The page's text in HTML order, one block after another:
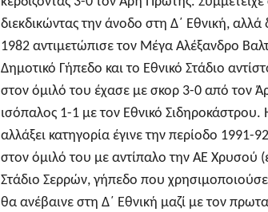
διεκδικώντας την άνοδο στη Δ΄ Εθνική,
1982 αντιμετώπισε τον Μέγα Αλέξανδρο
Δημοτικό Γήπεδο και το Εθνικό Στάδιο
στον όμιλό του έχασε με σκορ 3-0 από τον
ισόπαλος 1-1 με τον Εθνικό
αλλάξει κατηγορία έγινε την περίοδο 1991-
στον όμιλό του με αντίπαλο την ΑΕ Χρυσού
Στάδιο Σερρών, γήπεδο που χρησιμοποιούσε
θα ανέβαινε στη Δ΄ Εθνική μαζί με τον